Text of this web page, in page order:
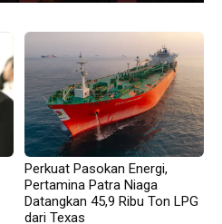
Perkuat Pasokan Energi,
Pertamina Patra Niaga
Datangkan 45,9 Ribu Ton LPG
dari Texas